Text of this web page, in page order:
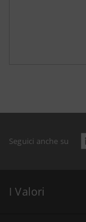
Seguici anche su
I Valori